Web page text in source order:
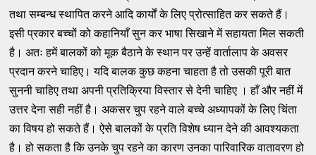
तथा सम्बन्ध स्थापित करने आदि कार्यों के लिए प्रोत्साहित कर सकते हैं।
इसी प्रकार बच्चों को कहानियाँ सुन कर भाषा सिखाने में सहायता मिल सकती
है। अतः हमें बालकों को मूक बैठाने के स्थान पर उन्हें वार्तालाप के अवसर
प्रदान करने चाहिए। यदि बालक कुछ कहना चाहता है तो उसकी पूरी बात
सुननी चाहिए तथा अपनी प्रतिक्रिया विस्तार से देनी चाहिए । हाँ और नहीं में
उत्तर देना सही नहीं है। अकसर चुप रहने वाले बच्चे अध्यापकों के लिए चिंता
का विषय हो सकते हैं। ऐसे बालकों के प्रति विशेष ध्यान देने की आवश्यकता
है। हो सकता है कि उनके चुप रहने का कारण उनका पारिवारिक वातावरण हो